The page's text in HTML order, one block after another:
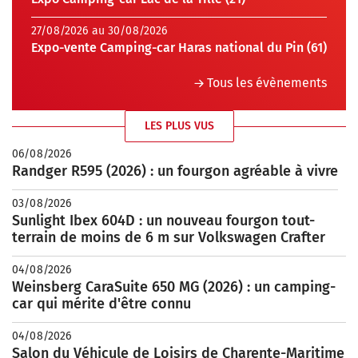
27/08/2026 au 30/08/2026
Expo-vente Camping-car Haras national du Pin (61)
Tous les évènements
LES PLUS VUS
06/08/2026
Randger R595 (2026) : un fourgon agréable à vivre
03/08/2026
Sunlight Ibex 604D : un nouveau fourgon tout-
terrain de moins de 6 m sur Volkswagen Crafter
04/08/2026
Weinsberg CaraSuite 650 MG (2026) : un camping-
car qui mérite d'être connu
04/08/2026
Salon du Véhicule de Loisirs de Charente-Maritime